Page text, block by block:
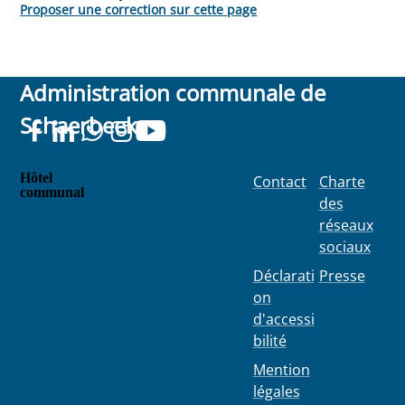
Proposer une correction sur cette page
Administration communale de
Schaerbeek
Hôtel
communal
Contact
Déclarati
on
d'accessi
bilité
Mention
légales
Charte
des
réseaux
sociaux
Presse